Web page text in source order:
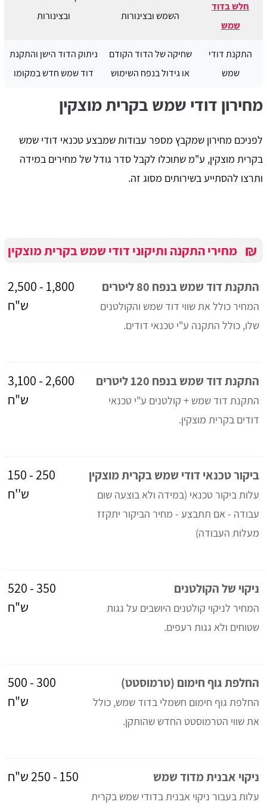
חלש בדוד
שמש
השמש ובצינורות
ובצינורות
התקנת דודי
שמש
שחיקה של הדוד הקודם
או גידול בנפח השימוש
ניתוק הדוד הישן והתקנת
דוד שמש חדש במקומו
מחירון דודי שמש בקרית מוצקין
לפניכם מחירון שמקבץ מספר עבודות שמבצע טכנאי דודי שמש
בקרית מוצקין, ע"מ שתוכלו לקבל סדר גודל של מחירים במידה
ותרצו להסתייע בשירותים מסוג זה.
₪ מחירי התקנה ותיקוני דודי שמש בקרית מוצקין
התקנת דוד שמש בנפח 80 ליטרים
המחיר כולל את שווי דוד שמש והקולטנים
שלו, כולל התקנה ע"י טכנאי דודים.
1,800 - 2,500
ש"ח
התקנת דוד שמש בנפח 120 ליטרים
התקנת דוד שמש + קולטנים ע"י טכנאי
דודים בקרית מוצקין.
2,600 - 3,100
ש"ח
ביקור טכנאי דודי שמש בקרית מוצקין
עלות ביקור טכנאי (במידה ולא בוצעה שום
עבודה - אם תתבצע - מחיר הביקור יתקזז
מעלות העבודה)
250 - 150
ש''ח
ניקוי של הקולטנים
המחיר לניקוי קולטנים היושבים על גגות
שטוחים ולא גגות רעפים.
350 - 520
ש"ח
החלפת גוף חימום (טרמוסטט)
החלפת גוף חימום חשמלי בדוד שמש, כולל
את שווי הטרמוסטט החדש שהותקן.
300 - 500
ש"ח
ניקוי אבנית מדוד שמש
עלות בעבור ניקוי אבנית בדודי שמש בקרית
150 - 250 ש"ח